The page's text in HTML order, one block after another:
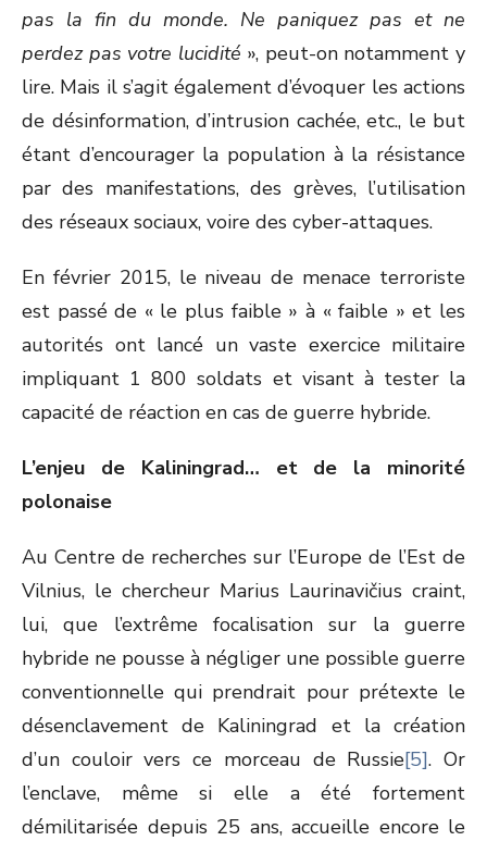
pas la fin du monde. Ne paniquez pas et ne
perdez pas votre lucidité », peut-on notamment y
lire. Mais il s’agit également d’évoquer les actions
de désinformation, d’intrusion cachée, etc., le but
étant d’encourager la population à la résistance
par des manifestations, des grèves, l’utilisation
des réseaux sociaux, voire des cyber-attaques.
En février 2015, le niveau de menace terroriste
est passé de « le plus faible » à « faible » et les
autorités ont lancé un vaste exercice militaire
impliquant 1 800 soldats et visant à tester la
capacité de réaction en cas de guerre hybride.
L’enjeu de Kaliningrad… et de la minorité
polonaise
Au Centre de recherches sur l’Europe de l’Est de
Vilnius, le chercheur Marius Laurinavičius craint,
lui, que l’extrême focalisation sur la guerre
hybride ne pousse à négliger une possible guerre
conventionnelle qui prendrait pour prétexte le
désenclavement de Kaliningrad et la création
d’un couloir vers ce morceau de Russie[5]. Or
l’enclave, même si elle a été fortement
démilitarisée depuis 25 ans, accueille encore le